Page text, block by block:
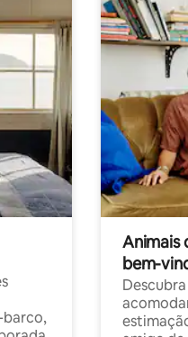
barco,
Animais
bem-